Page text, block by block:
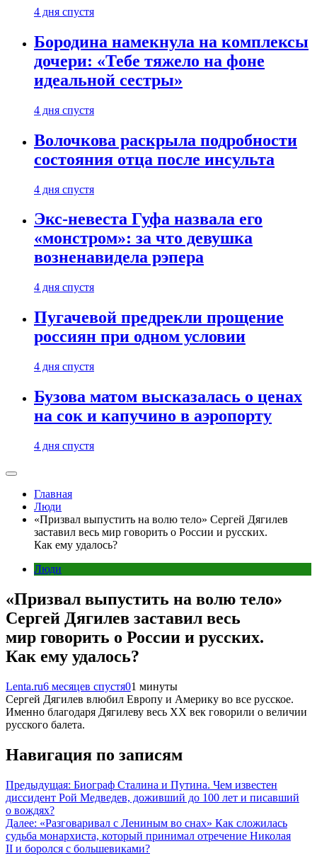
4 дня спустя
Бородина намекнула на комплексы
дочери: «Тебе тяжело на фоне
идеальной сестры»
4 дня спустя
Волочкова раскрыла подробности
состояния отца после инсульта
4 дня спустя
Экс-невеста Гуфа назвала его
«монстром»: за что девушка
возненавидела рэпера
4 дня спустя
Пугачевой предрекли прощение
россиян при одном условии
4 дня спустя
Бузова матом высказалась о ценах
на сок и капучино в аэропорту
4 дня спустя
Главная
Люди
«Призвал выпустить на волю тело» Сергей Дягилев
заставил весь мир говорить о России и русских.
Как ему удалось?
Люди
«Призвал выпустить на волю тело»
Сергей Дягилев заставил весь
мир говорить о России и русских.
Как ему удалось?
Lenta.ru6 месяцев спустя01 минуты
Сергей Дягилев влюбил Европу и Америку во все русское.
Именно благодаря Дягилеву весь XX век говорили о величии
русского балета.
Навигация по записям
Предыдущая: Биограф Сталина и Путина. Чем известен
диссидент Рой Медведев, доживший до 100 лет и писавший
о вождях?
Далее: «Разговаривал с Лениным во снах» Как сложилась
судьба монархиста, который принимал отречение Николая
II и боролся с большевиками?